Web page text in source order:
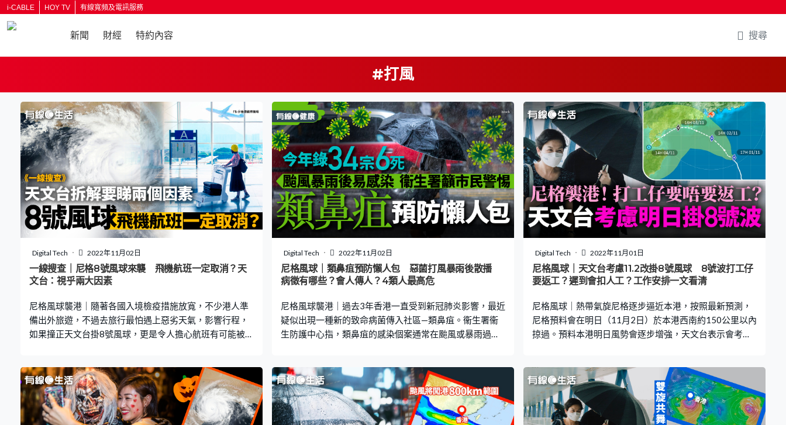
i-CABLE HOY TV 有線寬頻及電訊服務
新聞 財經 特約內容 搜尋
#打風
Digital Tech 2022年11月02日
一線搜查｜尼格8號風球來襲 飛機航班一定取消？天
文台：視乎兩大因素
尼格風球襲港｜隨著各國入境檢疫措施放寬，不少港人準
備出外旅遊，不過去旅行最怕遇上惡劣天氣，影響行程，
如果撞正天文台掛8號風球，更是令人擔心航班有可能被取
即睇最新住宿推介： 東京6間$400以下酒店👍🏻
按摩浴池＋
3分鐘到JR山手線 新宿、新橋都有
🤩 東京13間新酒店👍🏻
全部新裝修，更加有溫泉、桑拿，鄰近JR🤩東京8間河口
湖溫泉酒店👍🏻房內泡私人風呂，起床賞富士山絕景🤩飛機
Digital Tech 2022年11月02日
尼格風球｜類鼻疽預防懶人包 惡菌打風暴雨後散播
病徵有哪些？會人傳人？4類人最高危
尼格風球襲港｜過去3年香港一直受到新冠肺炎影響，最近
疑似出現一種新的致命病菌傳入社區—類鼻疽。衞生署衞
生防護中心指，類鼻疽的感染個案通常在颱風或暴雨過後
幸離世。《有線健康》下文整理了類鼻疽常見病徵、4類高
危人士、潛伏期等詳情，並提供7個預防貼士。 深水埗成
重災區 衞生防護中心表示截至10月25日，香港今年共接獲
34宗人類感染類鼻疽個案，患者年齡介乎42至93歲，大部
Digital Tech 2022年11月01日
尼格風球｜天文台考慮11.2改掛8號風球 8號波打工仔
要返工？遲到會扣人工？工作安排一文看清
尼格風球｜熱帶氣旋尼格逐步逼近本港，按照最新預測，
尼格預料會在明日（11月2日）於本港西南約150公里以內
掠過。預料本港明日風勢會逐步增強，天文台表示會考慮
有些公司指引未必清晰，令員工一頭霧水。八號風球，打
工仔需要返工嗎？落波後要上班？遲到缺勤又會否扣人
工？即睇下文拆解。 以下資料根據勞工處《颱風或暴雨警
告下的工作守則》、《颱風及暴雨警告下工作安排（參考